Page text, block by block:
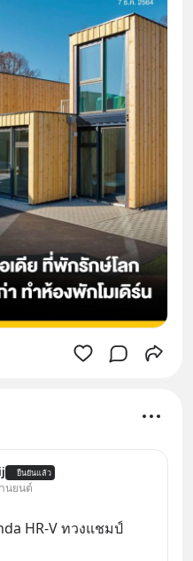
ยืนยันแล้ว
นยนต์
HR-V ทวงแชมป์